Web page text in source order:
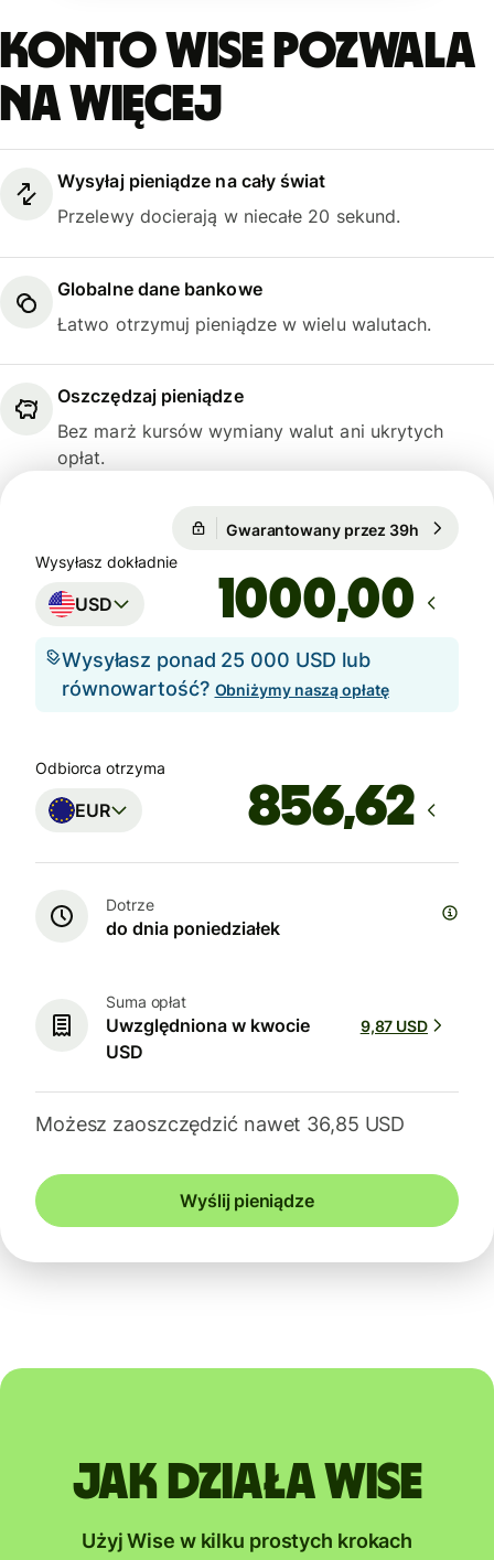
Konto Wise pozwala
na więcej
Wysyłaj pieniądze na cały świat
Przelewy docierają w niecałe 20 sekund.
Globalne dane bankowe
Łatwo otrzymuj pieniądze w wielu walutach.
Oszczędzaj pieniądze
Bez marż kursów wymiany walut ani ukrytych
opłat.
Gwarantowany przez 39h
Wysyłasz dokładnie
USD ,00
Wysyłasz ponad 25 000 USD lub
równowartość? Obniżymy naszą opłatę
Odbiorca otrzyma
EUR
Dotrze
do dnia poniedziałek
Suma opłat
Uwzględniona w kwocie
USD
9,87 USD
Możesz zaoszczędzić nawet 36,85 USD
Wyślij pieniądze
Jak działa Wise
Użyj Wise w kilku prostych krokach